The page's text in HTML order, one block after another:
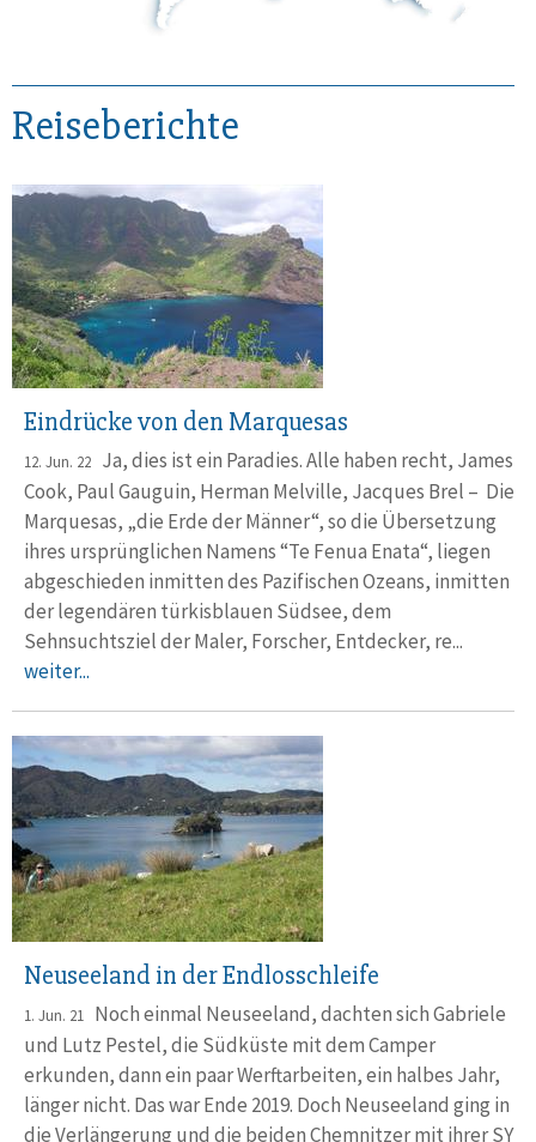
Reiseberichte
Eindrücke von den Marquesas
12. Jun. 22 Ja, dies ist ein Paradies. Alle haben recht, James
Cook, Paul Gauguin, Herman Melville, Jacques Brel – Die
Marquesas, „die Erde der Männer“, so die Übersetzung
ihres ursprünglichen Namens “Te Fenua Enata“, liegen
abgeschieden inmitten des Pazifischen Ozeans, inmitten
der legendären türkisblauen Südsee, dem
Sehnsuchtsziel der Maler, Forscher, Entdecker, re...
weiter...
Neuseeland in der Endlosschleife
1. Jun. 21 Noch einmal Neuseeland, dachten sich Gabriele
und Lutz Pestel, die Südküste mit dem Camper
erkunden, dann ein paar Werftarbeiten, ein halbes Jahr,
länger nicht. Das war Ende 2019. Doch Neuseeland ging in
die Verlängerung und die beiden Chemnitzer mit ihrer SY